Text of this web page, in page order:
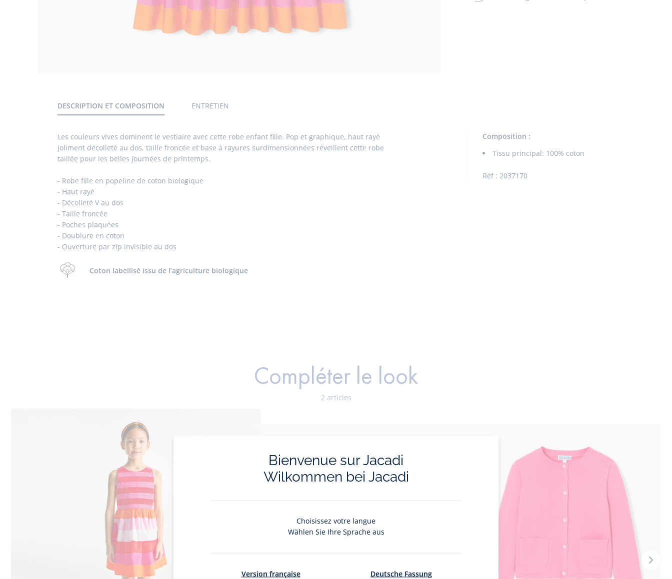
DESCRIPTION ET COMPOSITION ENTRETIEN
Les couleurs vives dominent le vestiaire avec cette robe enfant fille. Pop et graphique, haut rayé
joliment décolleté au dos, taille froncée et base à rayures surdimensionnées réveillent cette robe
taillée pour les belles journées de printemps.
- Robe fille en popeline de coton biologique
- Haut rayé
- Décolleté V au dos
- Taille froncée
- Poches plaquées
- Doublure en coton
- Ouverture par zip invisible au dos
Coton labellisé issu de l’agriculture biologique
Composition :
Tissu principal: 100% coton
Réf : 2037170
Compléter le look
2 articles
Bienvenue sur Jacadi
Wilkommen bei Jacadi
Choisissez votre langue
Wählen Sie Ihre Sprache aus
Version française Deutsche Fassung